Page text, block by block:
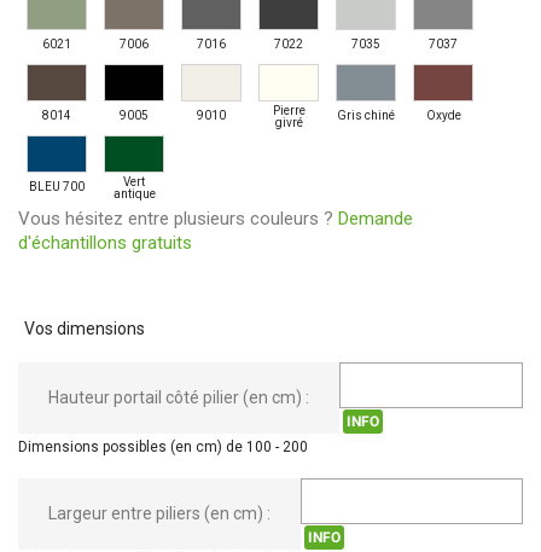
6021 7006 7016 7022 7035 7037
8014 9005 9010
Pierre
givré
Gris chiné Oxyde
BLEU 700
Vert
antique
Vous hésitez entre plusieurs couleurs ? Demande
d'échantillons gratuits
Vos dimensions
Hauteur portail côté pilier (en cm) :
INFO
Dimensions possibles (en cm) de 100 - 200
Largeur entre piliers (en cm) :
INFO